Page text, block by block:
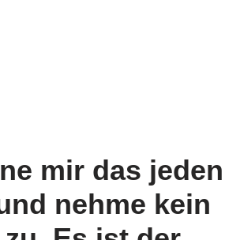
mir das jeden
nehme kein